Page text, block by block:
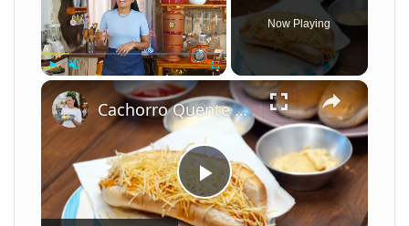
Now Playing
×
P
Cachorro Quente Cremoso com Milho e Batata Palha